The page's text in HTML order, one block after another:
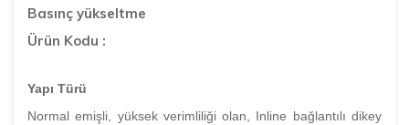
Basınç yükseltme
Ürün Kodu :
Yapı Türü
Normal emişli, yüksek verimliliği olan, Inline bağlantılı dikey